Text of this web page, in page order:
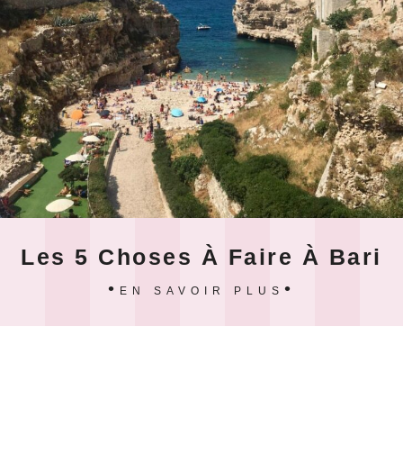
Les 5 Choses À Faire À Bari
EN SAVOIR PLUS